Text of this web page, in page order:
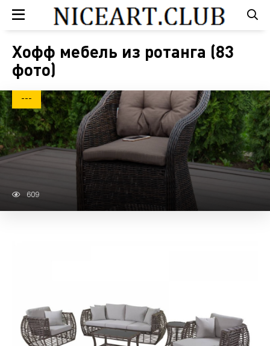
Хофф мебель из ротанга (83
фото)
---
609